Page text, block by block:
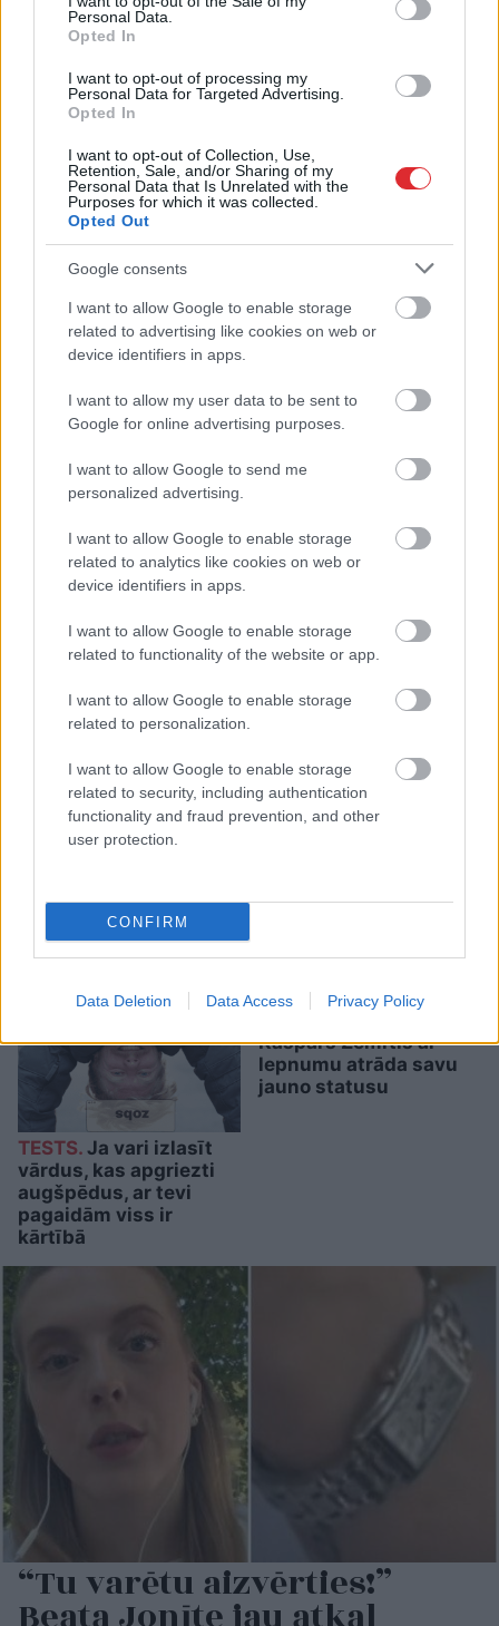
Personal Data.
Opted In
I want to opt-out of processing my
Personal Data for Targeted Advertising.
Opted In
I want to opt-out of Collection, Use,
Retention, Sale, and/or Sharing of my
Personal Data that Is Unrelated with the
Purposes for which it was collected.
Opted Out
Google consents
I want to allow Google to enable storage
related to advertising like cookies on web or
device identifiers in apps.
I want to allow my user data to be sent to
Google for online advertising purposes.
I want to allow Google to send me
personalized advertising.
I want to allow Google to enable storage
related to analytics like cookies on web or
device identifiers in apps.
I want to allow Google to enable storage
related to functionality of the website or app.
I want to allow Google to enable storage
related to personalization.
I want to allow Google to enable storage
related to security, including authentication
functionality and fraud prevention, and other
user protection.
CONFIRM
Data Deletion Data Access Privacy Policy
Dimanta:Ja izskanējusī
informācija atbilst
patiesībai, tas būtu ļoti
nopietns apdraudējums
valsts drošībai
Bezdiploma, darba un
izbijis slepkava!? Vai
tiešām jebkurš var
vēlēšanās, skaidro
FOTO.“Vai tas ir normāli?”
Guntars veikalā nopērk
tomātu, taču, pārgriežot to
uz pusēm, viņu sagaida
pārsteigums
duncis mugurā!
Bagātā Krievijas
naftas iepirkšanas
TESTS. Ja vari izlasīt
vārdus, kas apgriezti
augšpēdus, ar tevi
pagaidām viss ir
kārtībā
Kaspars Zemītis ar
lepnumu atrāda savu
jauno statusu
“Tu varētu aizvērties!”
Atcelt Ziņot